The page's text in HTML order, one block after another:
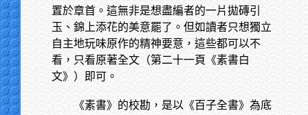
置於章首。這無非是想盡編者的一片拋磚引
玉、錦上添花的美意罷了。但如讀者只想獨立
自主地玩味原作的精神要意，這些都可以不
看，只看原著全文（第二十一頁《素書白
文》）即可。
《素書》的校勘，是以《百子全書》為底